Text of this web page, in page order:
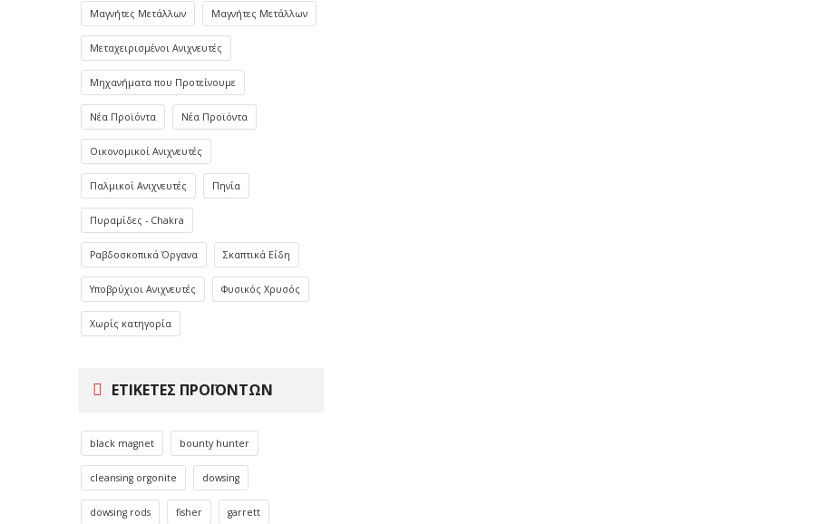
Μαγνήτες Μετάλλων Μαγνήτες Μετάλλων
Μεταχειρισμένοι Ανιχνευτές
Μηχανήματα που Προτείνουμε
Νέα Προϊόντα Νέα Προϊόντα
Οικονομικοί Ανιχνευτές
Παλμικοί Ανιχνευτές Πηνία
Πυραμίδες - Chakra
Ραβδοσκοπικά Όργανα Σκαπτικά Είδη
Υποβρύχιοι Ανιχνευτές Φυσικός Χρυσός
Χωρίς κατηγορία
ΕΤΙΚΈΤΕΣ ΠΡΟΪΌΝΤΩΝ
black magnet bounty hunter
cleansing orgonite dowsing
dowsing rods fisher garrett